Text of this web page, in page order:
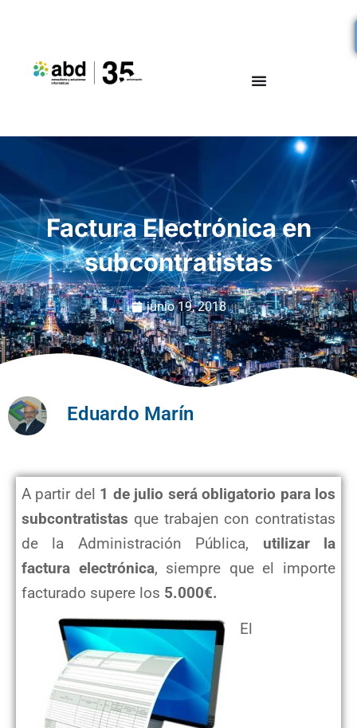
Factura Electrónica en
subcontratistas
junio 19, 2018
Eduardo Marín
A partir del 1 de julio será obligatorio para los
subcontratistas que trabajen con contratistas
de la Administración Pública, utilizar la
factura electrónica, siempre que el importe
facturado supere los 5.000€.
El